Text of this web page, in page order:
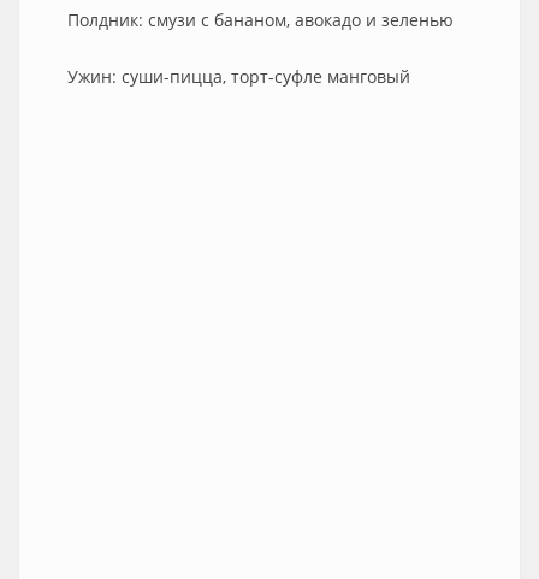
Полдник: смузи с бананом, авокадо и зеленью
Ужин: суши-пицца, торт-суфле манговый